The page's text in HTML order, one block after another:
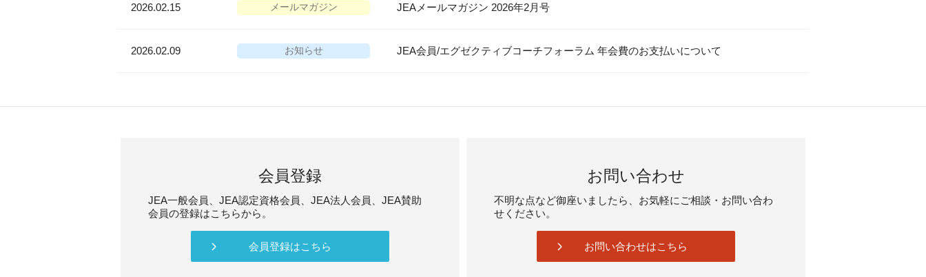
2026.02.15 メールマガジン JEAメールマガジン 2026年2月号
2026.02.09 お知らせ JEA会員/エグゼクティブコーチフォーラム 年会費のお支払いについて
会員登録
JEA一般会員、JEA認定資格会員、JEA法人会員、JEA賛助
会員の登録はこちらから。
会員登録はこちら
お問い合わせ
不明な点など御座いましたら、お気軽にご相談・お問い合わ
せください。
お問い合わせはこちら